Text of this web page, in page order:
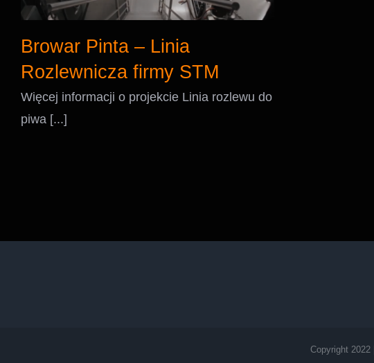
Browar Pinta – Linia
Rozlewnicza firmy STM
Więcej informacji o projekcie Linia rozlewu do
piwa [...]
Copyright 2022 |